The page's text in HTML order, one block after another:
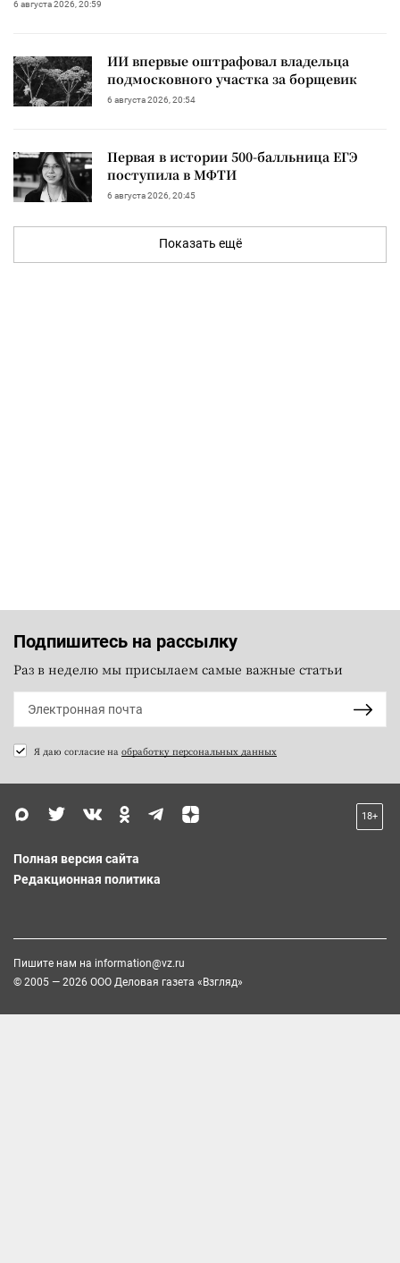
6 августа 2026, 20:59
ИИ впервые оштрафовал владельца
подмосковного участка за борщевик
6 августа 2026, 20:54
Первая в истории 500-балльница ЕГЭ
поступила в МФТИ
6 августа 2026, 20:45
Показать ещё
Подпишитесь на рассылку
Раз в неделю мы присылаем самые важные статьи
Я даю согласие на обработку персональных данных
18+
Полная версия сайта
Редакционная политика
Пишите нам на information@vz.ru
© 2005 — 2026 ООО Деловая газета «Взгляд»